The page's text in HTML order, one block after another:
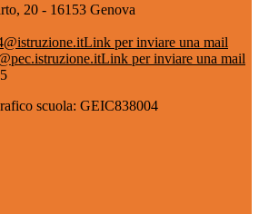
20 - 16153 Genova
Link per inviare una mail
Link per inviare una mail
scuola: GEIC838004